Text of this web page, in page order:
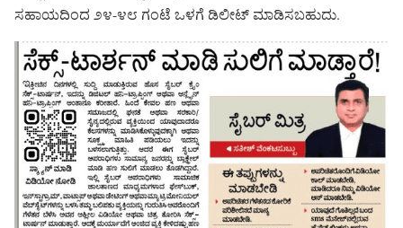
ಸಹಾಯದಿಂದ ೨೪-೪೮ ಗಂಟೆ ಒಳಗೆ ಡಿಲೀಟ್ ಮಾಡಿಸಬಹುದು.